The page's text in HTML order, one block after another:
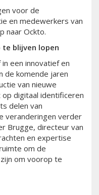
voor de
en medewerkers van
naar Ockto.
blijven lopen
een innovatief en
de komende jaren
van nieuwe
digitaal identificeren
delen van
veranderingen verder
Brugge, directeur van
en expertise
om de
om voorop te